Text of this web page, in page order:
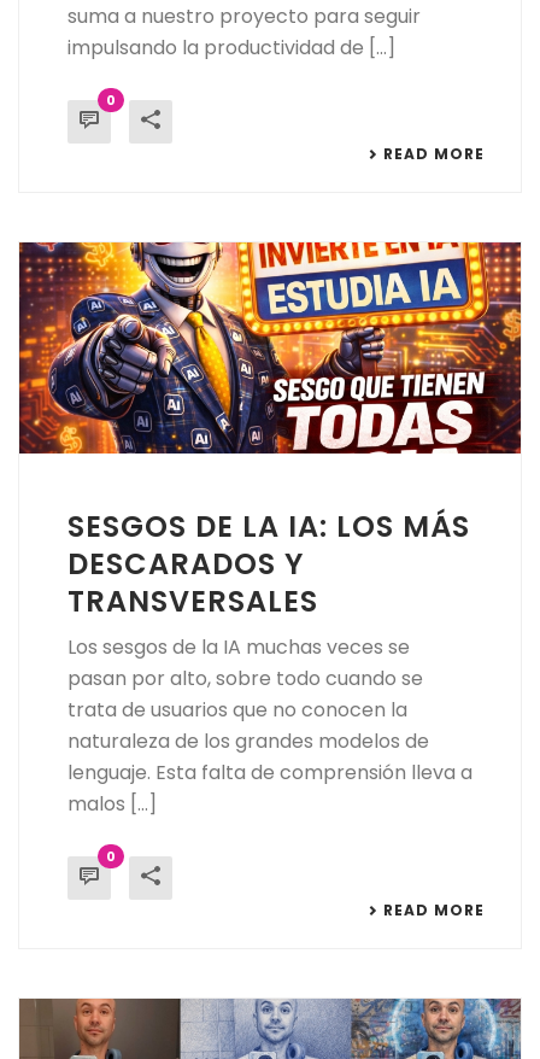
suma a nuestro proyecto para seguir
impulsando la productividad de [...]
0
READ MORE
SESGOS DE LA IA: LOS MÁS
DESCARADOS Y
TRANSVERSALES
Los sesgos de la IA muchas veces se
pasan por alto, sobre todo cuando se
trata de usuarios que no conocen la
naturaleza de los grandes modelos de
lenguaje. Esta falta de comprensión lleva a
malos [...]
0
READ MORE